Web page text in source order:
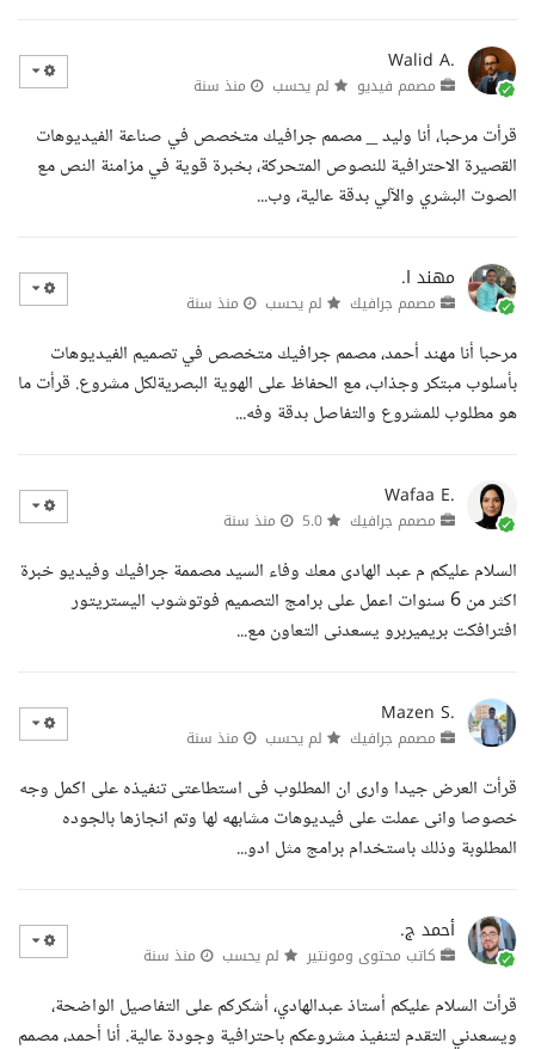
Walid A.
مصمم فيديو لم يحسب منذ سنة
قرأت مرحبا، أنا وليد _ مصمم جرافيك متخصص في صناعة الفيديوهات
القصيرة الاحترافية للنصوص المتحركة، بخبرة قوية في مزامنة النص مع
الصوت البشري والآلي بدقة عالية، وب...
مهند ا.
مصمم جرافيك لم يحسب منذ سنة
مرحبا أنا مهند أحمد، مصمم جرافيك متخصص في تصميم الفيديوهات
بأسلوب مبتكر وجذاب، مع الحفاظ على الهوية البصريةلكل مشروع. قرأت ما
هو مطلوب للمشروع والتفاصل بدقة وفه...
Wafaa E.
مصمم جرافيك منذ سنة
السلام عليكم م عبد الهادى معك وفاء السيد مصممة جرافيك وفيديو خبرة
اكثر من 6 سنوات اعمل على برامج التصميم فوتوشوب اليستريتور
افترافكت بريميربرو يسعدنى التعاون مع...
Mazen S.
مصمم جرافيك لم يحسب منذ سنة
قرأت العرض جيدا وارى ان المطلوب فى استطاعتى تنفيذه على اكمل وجه
خصوصا وانى عملت على فيديوهات مشابهه لها وتم انجازها بالجوده
المطلوبة وذلك باستخدام برامج مثل ادو...
أحمد ج.
كاتب محتوى ومونتير لم يحسب منذ سنة
قرأت السلام عليكم أستاذ عبدالهادي، أشكركم على التفاصيل الواضحة،
ويسعدني التقدم لتنفيذ مشروعكم باحترافية وجودة عالية. أنا أحمد، مصمم